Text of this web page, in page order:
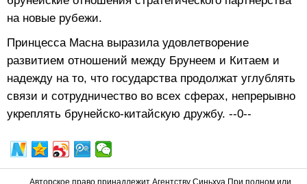
на новые рубежи.
Принцесса Масна выразила удовлетворение
развитием отношений между Брунеем и Китаем и
надежду на то, что государства продолжат углублять
связи и сотрудничество во всех сферах, непрерывно
укреплять брунейско-китайскую дружбу. --0--